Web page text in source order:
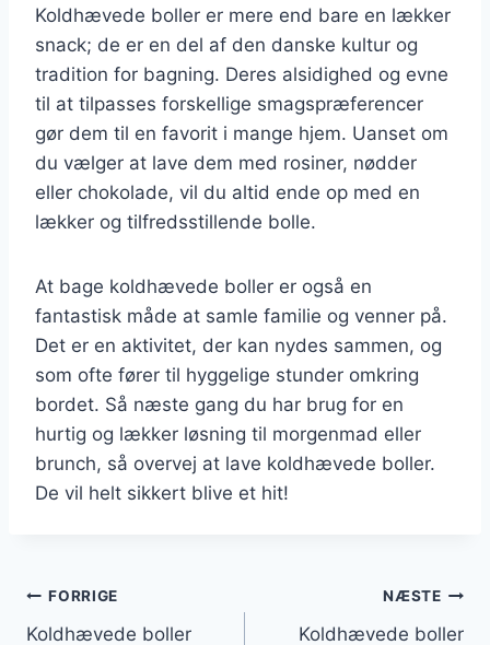
Koldhævede boller er mere end bare en lækker
snack; de er en del af den danske kultur og
tradition for bagning. Deres alsidighed og evne
til at tilpasses forskellige smagspræferencer
gør dem til en favorit i mange hjem. Uanset om
du vælger at lave dem med rosiner, nødder
eller chokolade, vil du altid ende op med en
lækker og tilfredsstillende bolle.
At bage koldhævede boller er også en
fantastisk måde at samle familie og venner på.
Det er en aktivitet, der kan nydes sammen, og
som ofte fører til hyggelige stunder omkring
bordet. Så næste gang du har brug for en
hurtig og lækker løsning til morgenmad eller
brunch, så overvej at lave koldhævede boller.
De vil helt sikkert blive et hit!
Indlægsnavigation
FORRIGE
Koldhævede boller
NÆSTE
Koldhævede boller